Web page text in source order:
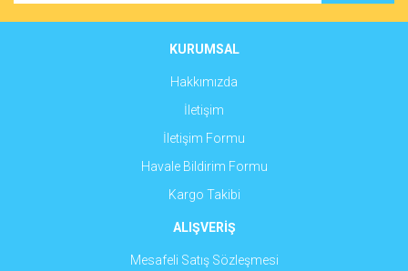
Ürün fiyatı diğer sitelerden daha pahalı.
Gönder
KURUMSAL
Hakkımızda
İletişim
İletişim Formu
Havale Bildirim Formu
Kargo Takibi
ALIŞVERİŞ
Mesafeli Satış Sözleşmesi